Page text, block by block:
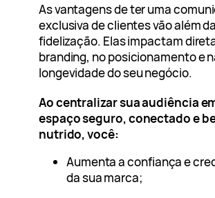
As vantagens de ter uma
exclusiva de clientes vão além da
fidelização. Elas impactam
branding, no posicionamento e
longevidade do seu negócio.
Ao centralizar sua audiência
espaço seguro, conectado e
nutrido, você:
Aumenta a confiança e
da sua marca;